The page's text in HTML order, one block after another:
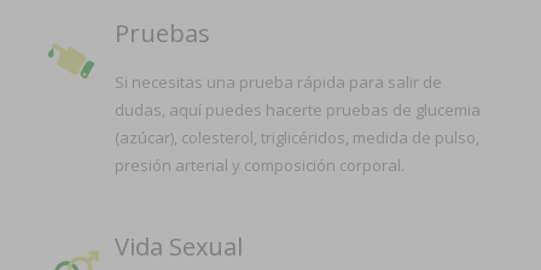
Pruebas
Si necesitas una prueba rápida para salir de
dudas, aquí puedes hacerte pruebas de glucemia
(azúcar), colesterol, triglicéridos, medida de pulso,
presión arterial y composición corporal.
Vida Sexual